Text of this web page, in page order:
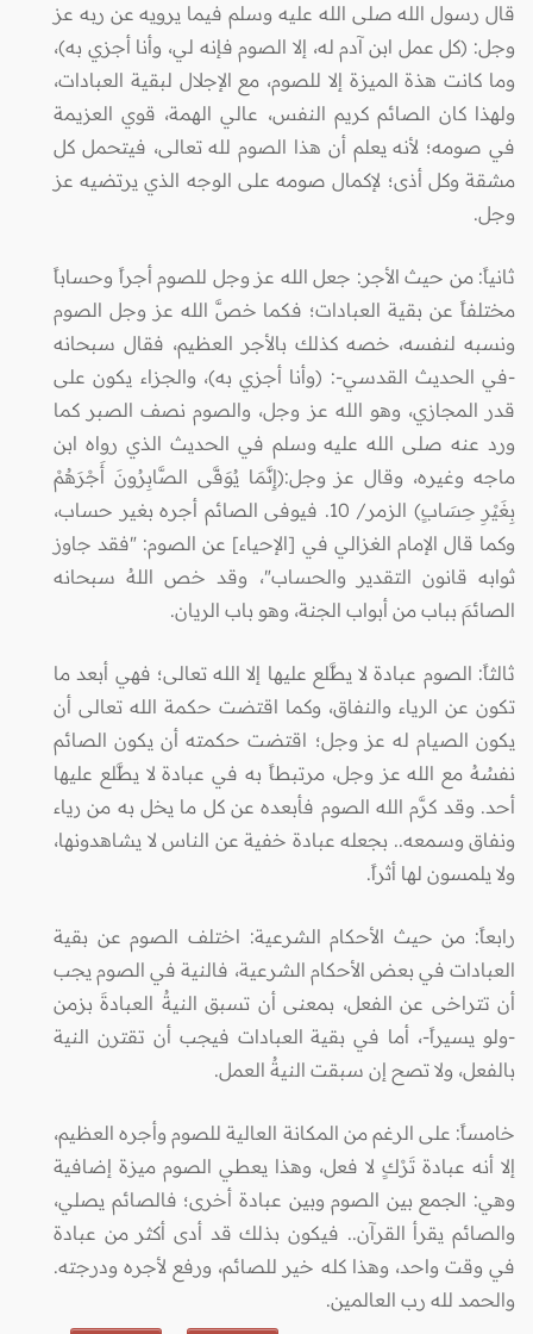
قال رسول الله صلى الله عليه وسلم فيما يرويه عن ربه عز
وجل: (كل عمل ابن آدم له، إلا الصوم فإنه لي، وأنا أجزي به)،
وما كانت هذة الميزة إلا للصوم، مع الإجلال لبقية العبادات،
ولهذا كان الصائم كريم النفس، عالي الهمة، قوي العزيمة
في صومه؛ لأنه يعلم أن هذا الصوم لله تعالى، فيتحمل كل
مشقة وكل أذى؛ لإكمال صومه على الوجه الذي يرتضيه عز
وجل.
ثانياً: من حيث الأجر: جعل الله عز وجل للصوم أجراً وحساباً
مختلفاً عن بقية العبادات؛ فكما خصَّ الله عز وجل الصوم
ونسبه لنفسه، خصه كذلك بالأجر العظيم، فقال سبحانه
-في الحديث القدسي-: (وأنا أجزي به)، والجزاء يكون على
قدر المجازي، وهو الله عز وجل، والصوم نصف الصبر كما
ورد عنه صلى الله عليه وسلم في الحديث الذي رواه ابن
ماجه وغيره، وقال عز وجل:(إِنَّمَا يُوَفَّى الصَّابِرُونَ أَجْرَهُمْ
بِغَيْرِ حِسَابٍ) الزمر/ 10. فيوفى الصائم أجره بغير حساب،
وكما قال الإمام الغزالي في [الإحياء] عن الصوم: "فقد جاوز
ثوابه قانون التقدير والحساب"، وقد خص اللهُ سبحانه
الصائمَ بباب من أبواب الجنة، وهو باب الريان.
ثالثاً: الصوم عبادة لا يطَّلع عليها إلا الله تعالى؛ فهي أبعد ما
تكون عن الرياء والنفاق، وكما اقتضت حكمة الله تعالى أن
يكون الصيام له عز وجل؛ اقتضت حكمته أن يكون الصائم
نفسُهُ مع الله عز وجل، مرتبطاً به في عبادة لا يطَّلع عليها
أحد. وقد كرَّم الله الصوم فأبعده عن كل ما يخل به من رياء
ونفاق وسمعه.. بجعله عبادة خفية عن الناس لا يشاهدونها،
ولا يلمسون لها أثراً.
رابعاً: من حيث الأحكام الشرعية: اختلف الصوم عن بقية
العبادات في بعض الأحكام الشرعية، فالنية في الصوم يجب
أن تتراخى عن الفعل، بمعنى أن تسبق النيةُ العبادةَ بزمن
-ولو يسيراً-، أما في بقية العبادات فيجب أن تقترن النية
بالفعل، ولا تصح إن سبقت النيةُ العمل.
خامساً: على الرغم من المكانة العالية للصوم وأجره العظيم،
إلا أنه عبادة تَرْكٍ لا فعل، وهذا يعطي الصوم ميزة إضافية
وهي: الجمع بين الصوم وبين عبادة أخرى؛ فالصائم يصلي،
والصائم يقرأ القرآن.. فيكون بذلك قد أدى أكثر من عبادة
في وقت واحد، وهذا كله خير للصائم، ورفع لأجره ودرجته.
والحمد لله رب العالمين.